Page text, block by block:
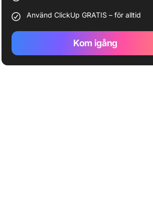
Använd ClickUp GRATIS – för alltid
Kom igång